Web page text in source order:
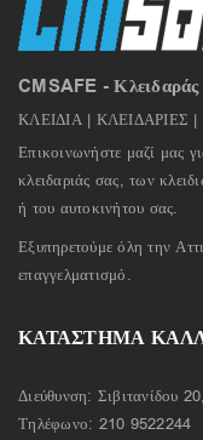
CMSAFE -
ΚΛΕΙΔΙΑ | ΚΛΕΙΔΑΡΙΕΣ
Επικοινωνήστε μαζί μας
κλειδαριάς σας, των
ή του αυτοκινήτου σας.
Εξυπηρετούμε όλη την
επαγγελματισμό.
ΚΑΤΑΣΤΗΜΑ
Διεύθυνση: Σιβιτανίδου
Τηλέφωνο: 210 9522244